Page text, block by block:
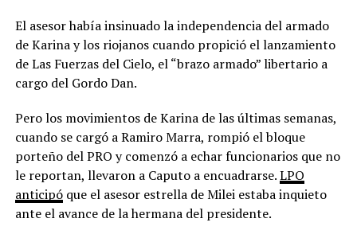
El asesor había insinuado la independencia del armado
de Karina y los riojanos cuando propició el lanzamiento
de Las Fuerzas del Cielo, el “brazo armado” libertario a
cargo del Gordo Dan.
Pero los movimientos de Karina de las últimas semanas,
cuando se cargó a Ramiro Marra, rompió el bloque
porteño del PRO y comenzó a echar funcionarios que no
le reportan, llevaron a Caputo a encuadrarse.LPO
anticipóque el asesor estrella de Milei estaba inquieto
ante el avance de la hermana del presidente.